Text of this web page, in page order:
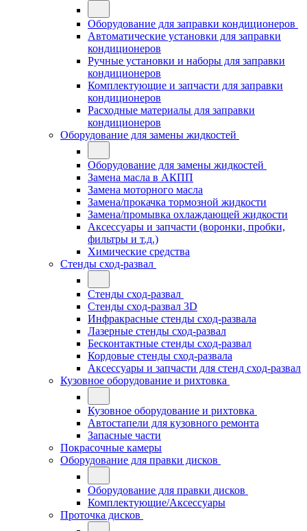
Оборудование для заправки кондиционеров
Автоматические установки для заправки
кондиционеров
Ручные установки и наборы для заправки
кондиционеров
Комплектующие и запчасти для заправки
кондиционеров
Расходные материалы для заправки
кондиционеров
Оборудование для замены жидкостей
Оборудование для замены жидкостей
Замена масла в АКПП
Замена моторного масла
Замена/прокачка тормозной жидкости
Замена/промывка охлаждающей жидкости
Аксессуары и запчасти (воронки, пробки,
фильтры и т.д.)
Химические средства
Стенды сход-развал
Стенды сход-развал
Стенды сход-развал 3D
Инфракрасные стенды сход-развала
Лазерные стенды сход-развал
Бесконтактные стенды сход-развал
Кордовые стенды сход-развала
Аксессуары и запчасти для стенд сход-развал
Кузовное оборудование и рихтовка
Кузовное оборудование и рихтовка
Автостапели для кузовного ремонта
Запасные части
Покрасочные камеры
Оборудование для правки дисков
Оборудование для правки дисков
Комплектующие/Аксессуары
Проточка дисков